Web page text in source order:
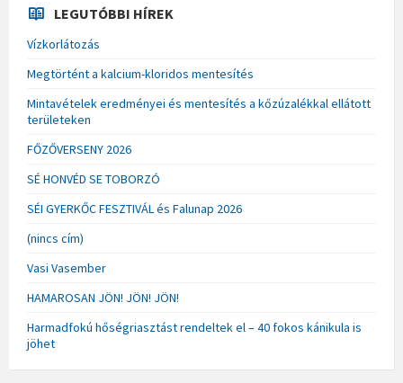
LEGUTÓBBI HÍREK
Vízkorlátozás
Megtörtént a kalcium-kloridos mentesítés
Mintavételek eredményei és mentesítés a kőzúzalékkal ellátott
területeken
FŐZŐVERSENY 2026
SÉ HONVÉD SE TOBORZÓ
SÉI GYERKŐC FESZTIVÁL és Falunap 2026
(nincs cím)
Vasi Vasember
HAMAROSAN JÖN! JÖN! JÖN!
Harmadfokú hőségriasztást rendeltek el – 40 fokos kánikula is
jöhet